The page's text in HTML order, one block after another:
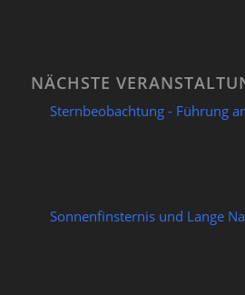
NÄCHSTE
Sternbeobachtung - Führung
Sonnenfinsternis und Lange